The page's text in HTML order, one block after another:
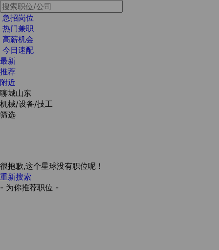
急招岗位
热门兼职
高薪机会
今日速配
最新
推荐
附近
聊城山东
机械/设备/技工
筛选
很抱歉,这个星球没有职位呢！
重新搜索
- 为你推荐职位 -